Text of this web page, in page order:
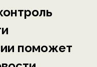
поможет